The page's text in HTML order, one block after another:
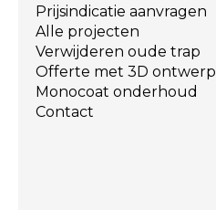
Prijsindicatie aanvragen
Alle projecten
Verwijderen oude trap
Offerte met 3D ontwerp
Monocoat onderhoud
Contact